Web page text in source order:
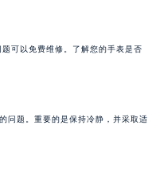
可以免费维修。了解您的手表是否
问题。重要的是保持冷静，并采取适